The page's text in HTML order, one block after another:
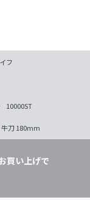
フ
10000ST
牛刀 180mm
買い上げで